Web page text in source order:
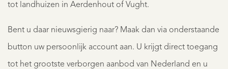
tot landhuizen in Aerdenhout of Vught.
Bent u daar nieuwsgierig naar? Maak dan via onderstaande
button uw persoonlijk account aan. U krijgt direct toegang
tot het grootste verborgen aanbod van Nederland en u